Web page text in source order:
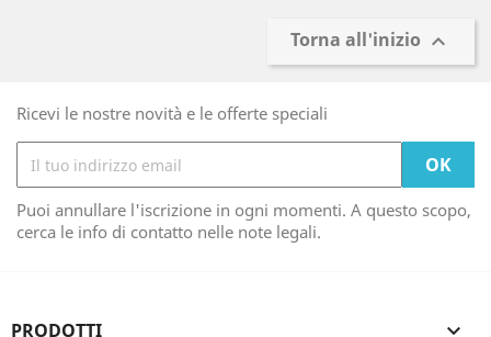
Torna all'inizio 
Ricevi le nostre novità e le offerte speciali
Puoi annullare l'iscrizione in ogni momenti. A questo scopo,
cerca le info di contatto nelle note legali.
PRODOTTI 